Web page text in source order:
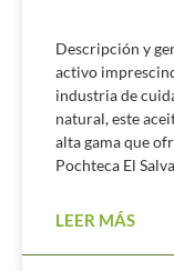
Descripción y
activo
industria de
natural, este
alta gama que
Pochteca El
LEER MÁS